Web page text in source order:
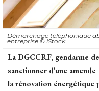
Démarchage téléphonique
entreprise © iStock
La DGCCRF, gendarme
sanctionner d'une amende
la rénovation